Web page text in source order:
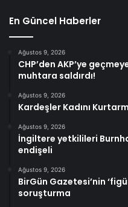
En Güncel Haberler
Ağustos 9, 2026
CHP’den AKP’ye
muhtara saldırdı!
Ağustos 9, 2026
Kardeşler Kadını
Ağustos 9, 2026
İngiltere yetkilileri
endişeli
Ağustos 9, 2026
BirGün Gazetesi’nin
soruşturma